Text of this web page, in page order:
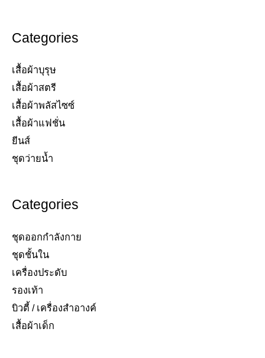
Categories
เสื้อผ้าบุรุษ
เสื้อผ้าสตรี​
เสื้อผ้าพลัสไซซ์​
เสื้อผ้าแฟชั่น​
ยีนส์​
ชุดว่ายน้ำ​
Categories
ชุดออกกำลังกาย
ชุดชั้นใน
เครื่องประดับ​
รองเท้า​
บิวตี้ / เครื่องสำอางค์
เสื้อผ้าเด็ก